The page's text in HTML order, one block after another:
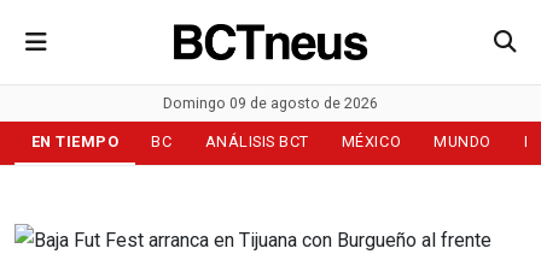
Domingo 09 de agosto de 2026
EN TIEMPO BC ANÁLISIS BCT MÉXICO MUNDO